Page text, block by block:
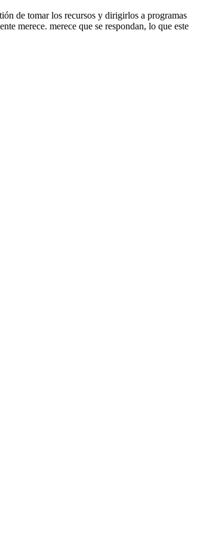
de tomar los recursos y dirigirlos a programas
merece. merece que se respondan, lo que este